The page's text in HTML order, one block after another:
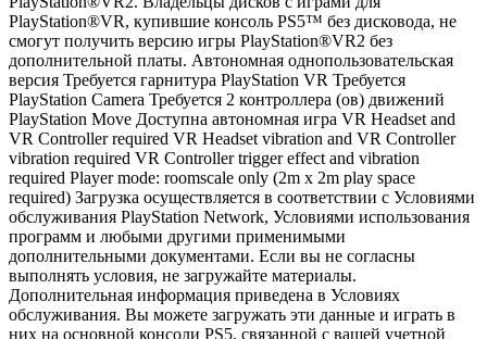
PlayStation®VR, купившие консоль PS5™ без дисковода, не
смогут получить версию игры PlayStation®VR2 без
дополнительной платы. Автономная однопользовательская
версия Требуется гарнитура PlayStation VR Требуется
PlayStation Camera Требуется 2 контроллера (ов) движений
PlayStation Move Доступна автономная игра VR Headset and
VR Controller required VR Headset vibration and VR Controller
vibration required VR Controller trigger effect and vibration
required Player mode: roomscale only (2m x 2m play space
required) Загрузка осуществляется в соответствии с Условиями
обслуживания PlayStation Network, Условиями использования
программ и любыми другими применимыми
дополнительными документами. Если вы не согласны
выполнять условия, не загружайте материалы.
Дополнительная информация приведена в Условиях
обслуживания. Вы можете загружать эти данные и играть в
них на основной консоли PS5, связанной с вашей учетной